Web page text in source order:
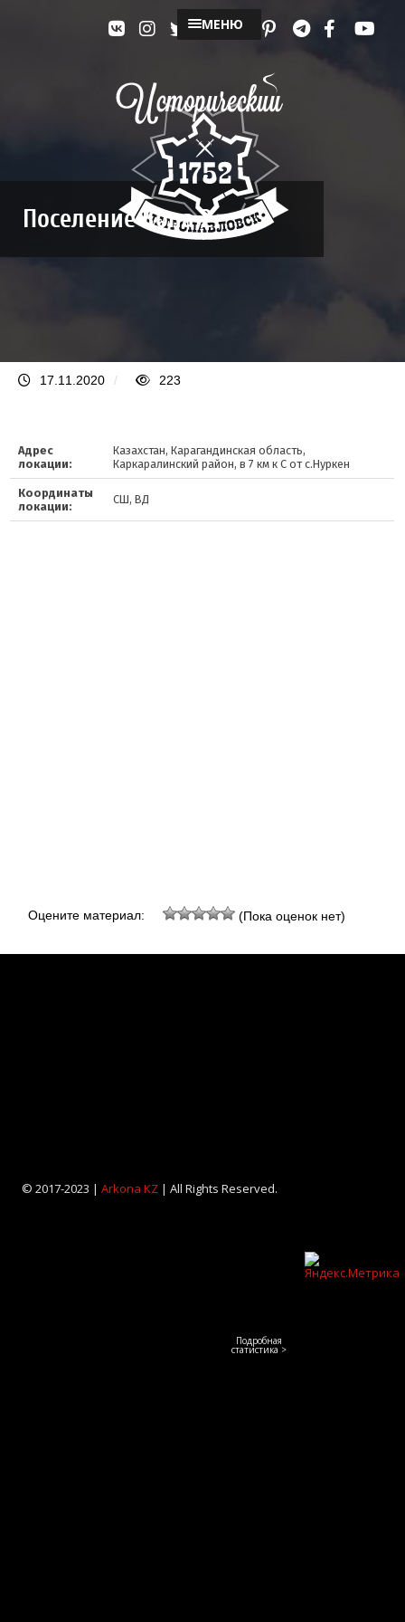
МЕНЮ
Поселение Копа 2
17.11.2020 / 223
Адрес
локации:
Казахстан, Карагандинская область,
Каркаралинский район, в 7 км к С от с.Нуркен
Координаты
локации:
СШ, ВД
Оцените материал: (Пока оценок нет)
© 2017-2023 | Arkona KZ| All Rights Reserved.
Подробная
статистика >